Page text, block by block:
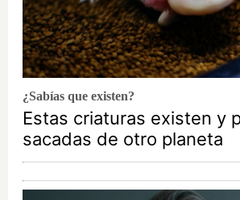
¿Sabías que existen?
Estas criaturas existen y
sacadas de otro planeta